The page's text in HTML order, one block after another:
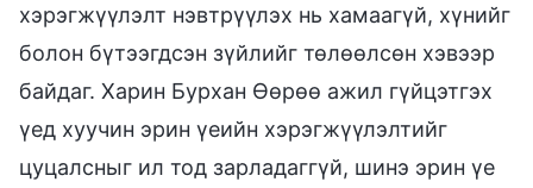
хэрэгжүүлэлт нэвтрүүлэх нь хамаагүй, хүнийг
болон бүтээгдсэн зүйлийг төлөөлсөн хэвээр
байдаг. Харин Бурхан Өөрөө ажил гүйцэтгэх
үед хуучин эрин үеийн хэрэгжүүлэлтийг
цуцалсныг ил тод зарладаггүй, шинэ эрин үе